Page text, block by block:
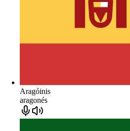
Aragóinis
aragonés